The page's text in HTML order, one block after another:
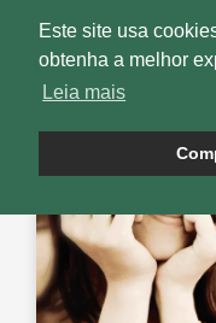
Este site usa
obtenha a melhor
Leia mais